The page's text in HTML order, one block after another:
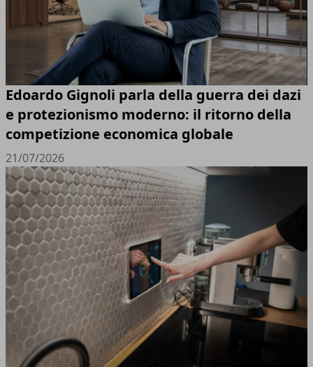
Edoardo Gignoli parla della guerra dei dazi
e protezionismo moderno: il ritorno della
competizione economica globale
21/07/2026